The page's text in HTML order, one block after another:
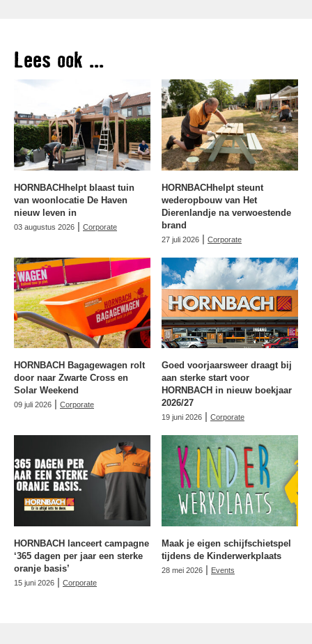
Lees ook ...
HORNBACHhelpt blaast tuin
van woonlocatie De Haven
nieuw leven in
03 augustus 2026 | Corporate
HORNBACHhelpt steunt
wederopbouw van Het
Dierenlandje na verwoestende
brand
27 juli 2026 | Corporate
HORNBACH Bagagewagen rolt
door naar Zwarte Cross en
Solar Weekend
09 juli 2026 Corporate
Goed voorjaarsweer draagt bij
aan sterke start voor
HORNBACH in nieuw boekjaar
2026/27
19 juni 2026 Corporate
HORNBACH lanceert campagne
‘365 dagen per jaar een sterke
oranje basis’
15 juni 2026 | Corporate
Maak je eigen schijfschietspel
tijdens de Kinderwerkplaats
28 mei 2026 | Events